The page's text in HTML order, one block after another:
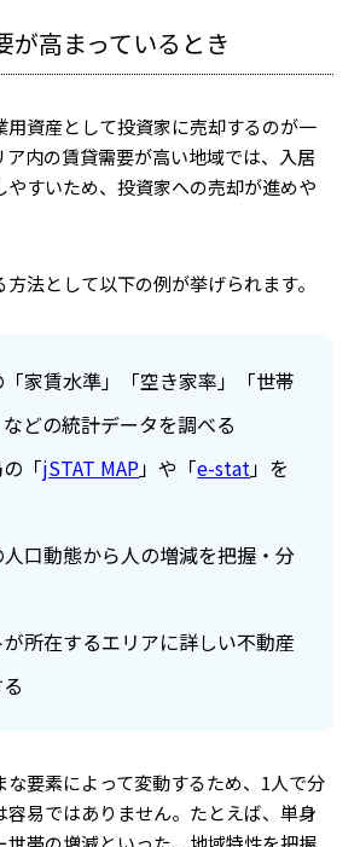
が高まっているとき
用資産として投資家に売却するのが一
ア内の賃貸需要が高い地域では、入居
やすいため、投資家への売却が進めや
法として以下の例が挙げられます。
家賃水準」「空き家率」「世帯
どの統計データを調べる
「jSTAT MAP」や「e-stat」を
口動態から人の増減を把握・分
所在するエリアに詳しい不動産
な要素によって変動するため、1人で分
容易ではありません。たとえば、単身